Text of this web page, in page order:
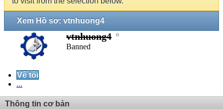
Xem Hồ sơ: vtnhuong4
vtnhuong4
Banned
Về tôi
...
Thông tin cơ bản